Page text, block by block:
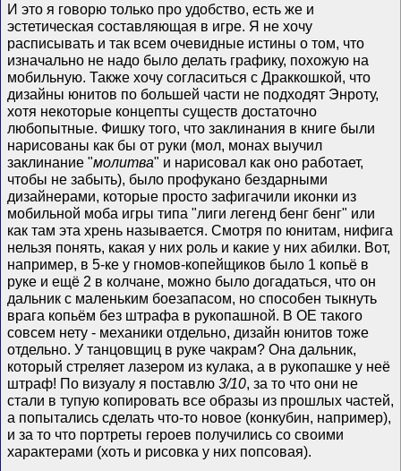
И это я говорю только про удобство, есть же и
эстетическая составляющая в игре. Я не хочу
расписывать и так всем очевидные истины о том, что
изначально не надо было делать графику, похожую на
мобильную. Также хочу согласиться с Драккошкой, что
дизайны юнитов по большей части не подходят Энроту,
хотя некоторые концепты существ достаточно
любопытные. Фишку того, что заклинания в книге были
нарисованы как бы от руки (мол, монах выучил
заклинание "молитва" и нарисовал как оно работает,
чтобы не забыть), было профукано бездарными
дизайнерами, которые просто зафигачили иконки из
мобильной моба игры типа "лиги легенд бенг бенг" или
как там эта хрень называется. Смотря по юнитам, нифига
нельзя понять, какая у них роль и какие у них абилки. Вот,
например, в 5-ке у гномов-копейщиков было 1 копьё в
руке и ещё 2 в колчане, можно было догадаться, что он
дальник с маленьким боезапасом, но способен тыкнуть
врага копьём без штрафа в рукопашной. В ОЕ такого
совсем нету - механики отдельно, дизайн юнитов тоже
отдельно. У танцовщиц в руке чакрам? Она дальник,
который стреляет лазером из кулака, а в рукопашке у неё
штраф! По визуалу я поставлю3/10, за то что они не
стали в тупую копировать все образы из прошлых частей,
а попытались сделать что-то новое (конкубин, например),
и за то что портреты героев получились со своими
характерами (хоть и рисовка у них попсовая).